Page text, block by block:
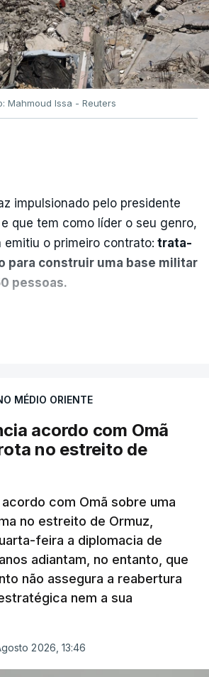
Mahmoud Issa - Reuters
impulsionado pelo presidente
que tem como líder o seu genro,
emitiu o primeiro contrato: trata-
para construir uma base militar
pessoas.
a Administração norte-
no Médio Oriente,
Iraque.
nos 60 por cento de
que Israel controla e a cerca
da fronteira com Israel.
uma extração rápida em
do Conselho de Paz, a
“fase final de preparação de
MÉDIO ORIENTE
acordo com Omã
no estreito de
com Omã sobre uma
no estreito de Ormuz,
feira a diplomacia de
adiantam, no entanto, que
não assegura a reabertura
nem a sua
2026, 13:46